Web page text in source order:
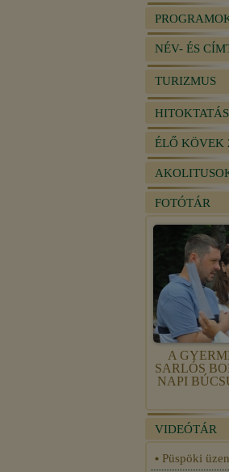
NÉV- ÉS
TURIZMUS
HITOKTATÁS
ÉLŐ KÖVEK
FOTÓTÁR
A
SARLÓS
NAPI
VIDEÓTÁR
Püspöki